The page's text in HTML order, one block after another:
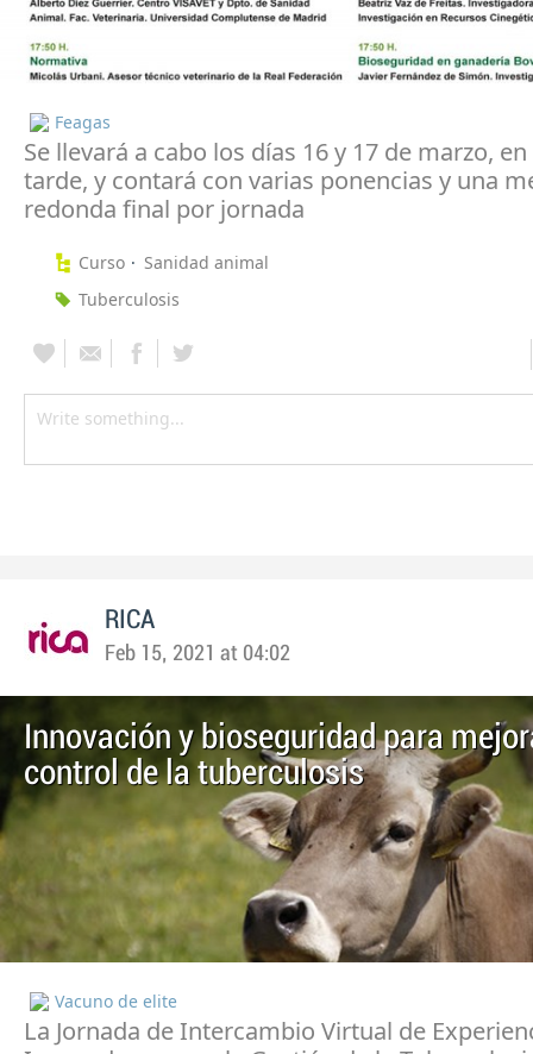
Feagas
Se llevará a cabo los días 16 y 17 de marzo,
tarde, y contará con varias ponencias y una
redonda final por jornada
Curso
Sanidad animal
Tuberculosis
RICA
Feb 15, 2021 at 04:02
Innovación y bioseguridad para
control de la tuberculosis
Vacuno de elite
La Jornada de Intercambio Virtual de